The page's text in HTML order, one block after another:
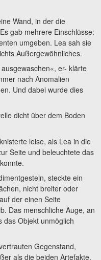
Wand, in der die
gab mehrere Einschlüsse:
umgeben. Lea sah sie
Außergewöhnliches.
er- klärte
nach Anomalien
Und dabei wurde dies
dicht über dem Boden
leise, als Lea in die
Seite und beleuchtete das
steckte ein
nicht breiter oder
der einen Seite
Das menschliche Auge, an
das Objekt unmöglich
Gegenstand,
als die beiden Artefakte,